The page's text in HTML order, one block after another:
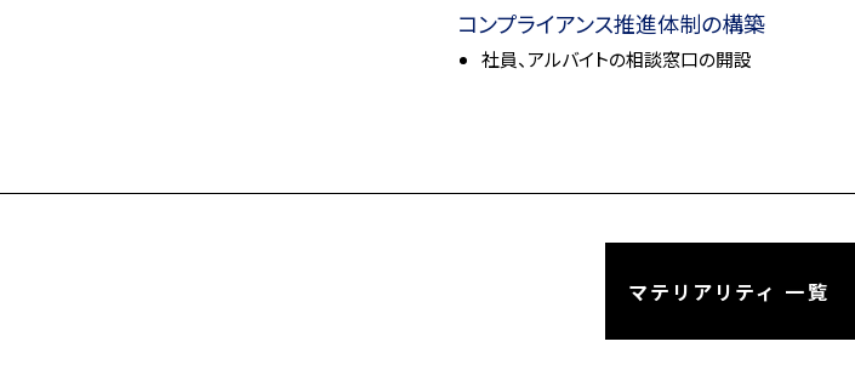
コンプライアンス推進体制の構築
社員、アルバイトの相談窓口の開設
マテリアリティ 一覧